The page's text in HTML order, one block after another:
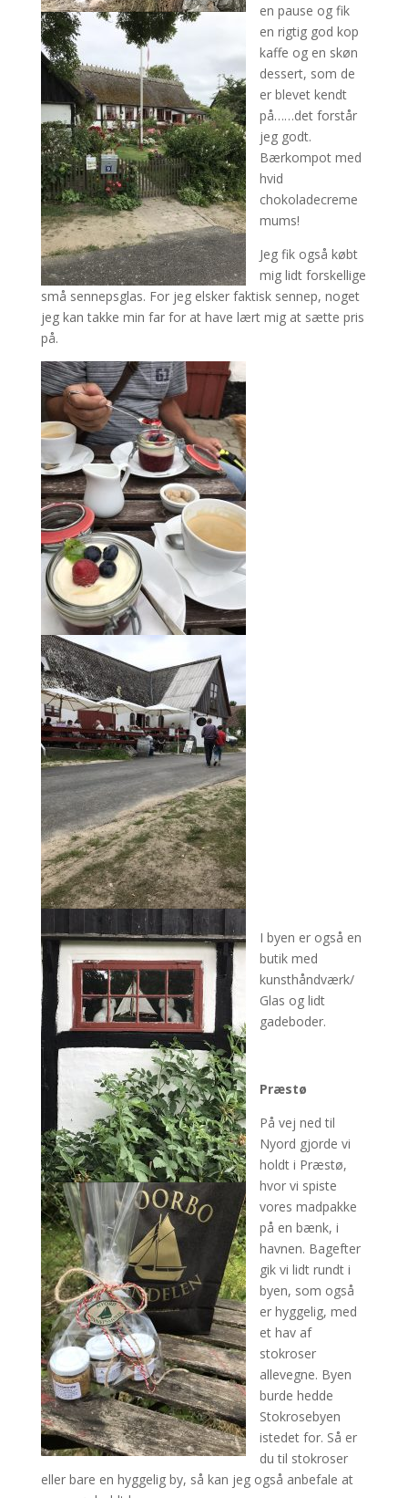
en pause og fik
en rigtig god kop
kaffe og en skøn
dessert, som de
er blevet kendt
på……det forstår
jeg godt.
Bærkompot med
hvid
chokoladecreme
mums!
Jeg fik også købt
mig lidt forskellige
små sennepsglas. For jeg elsker faktisk sennep, noget
jeg kan takke min far for at have lært mig at sætte pris
på.
I byen er også en
butik med
kunsthåndværk/
Glas og lidt
gadeboder.
Præstø
På vej ned til
Nyord gjorde vi
holdt i Præstø,
hvor vi spiste
vores madpakke
på en bænk, i
havnen. Bagefter
gik vi lidt rundt i
byen, som også
er hyggelig, med
et hav af
stokroser
allevegne. Byen
burde hedde
Stokrosebyen
istedet for. Så er
du til stokroser
eller bare en hyggelig by, så kan jeg også anbefale at